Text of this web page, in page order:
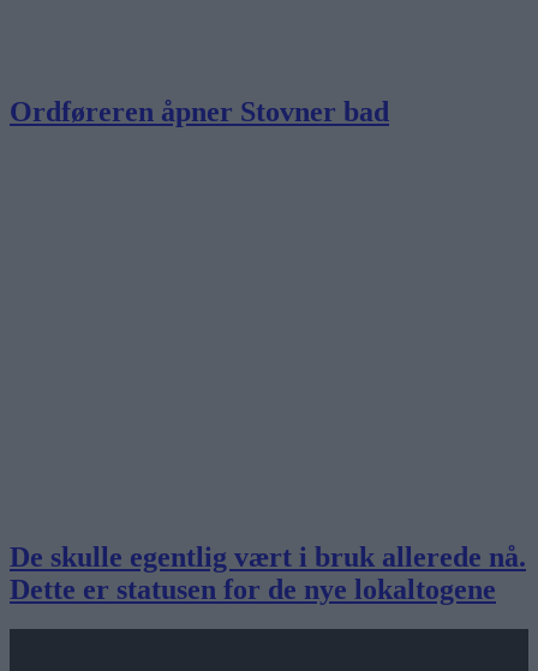
Ordføreren åpner Stovner bad
De skulle egentlig vært i bruk allerede nå.
Dette er statusen for de nye lokaltogene